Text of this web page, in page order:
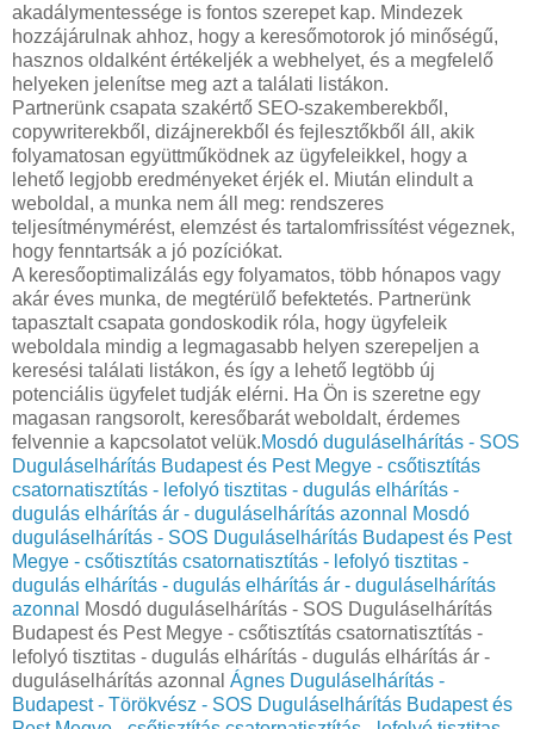
akadálymentessége is fontos szerepet kap. Mindezek
hozzájárulnak ahhoz, hogy a keresőmotorok jó minőségű,
hasznos oldalként értékeljék a webhelyet, és a megfelelő
helyeken jelenítse meg azt a találati listákon.
Partnerünk csapata szakértő SEO-szakemberekből,
copywriterekből, dizájnerekből és fejlesztőkből áll, akik
folyamatosan együttműködnek az ügyfeleikkel, hogy a
lehető legjobb eredményeket érjék el. Miután elindult a
weboldal, a munka nem áll meg: rendszeres
teljesítménymérést, elemzést és tartalomfrissítést végeznek,
hogy fenntartsák a jó pozíciókat.
A keresőoptimalizálás egy folyamatos, több hónapos vagy
akár éves munka, de megtérülő befektetés. Partnerünk
tapasztalt csapata gondoskodik róla, hogy ügyfeleik
weboldala mindig a legmagasabb helyen szerepeljen a
keresési találati listákon, és így a lehető legtöbb új
potenciális ügyfelet tudják elérni. Ha Ön is szeretne egy
magasan rangsorolt, keresőbarát weboldalt, érdemes
felvennie a kapcsolatot velük.Mosdó duguláselhárítás - SOS
Duguláselhárítás Budapest és Pest Megye - csőtisztítás
csatornatisztítás - lefolyó tisztitas - dugulás elhárítás -
dugulás elhárítás ár - duguláselhárítás azonnal
Mosdó
duguláselhárítás - SOS Duguláselhárítás Budapest és Pest
Megye - csőtisztítás csatornatisztítás - lefolyó tisztitas -
dugulás elhárítás - dugulás elhárítás ár - duguláselhárítás
azonnal
Mosdó duguláselhárítás - SOS Duguláselhárítás
Budapest és Pest Megye - csőtisztítás csatornatisztítás -
lefolyó tisztitas - dugulás elhárítás - dugulás elhárítás ár -
duguláselhárítás azonnal Ágnes Duguláselhárítás -
Budapest - Törökvész - SOS Duguláselhárítás Budapest és